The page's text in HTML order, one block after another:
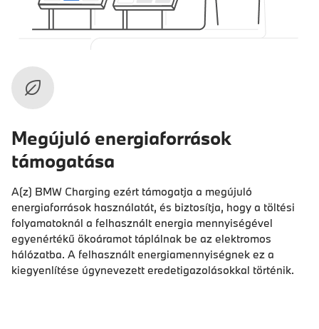
Megújuló energiaforrások
támogatása
A(z) BMW Charging ezért támogatja a megújuló
energiaforrások használatát, és biztosítja, hogy a töltési
folyamatoknál a felhasznált energia mennyiségével
egyenértékű ökoáramot táplálnak be az elektromos
hálózatba. A felhasznált energiamennyiségnek ez a
kiegyenlítése úgynevezett eredetigazolásokkal történik.